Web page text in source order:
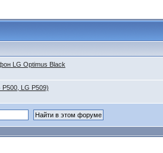
LG Optimus Black
LG P509)